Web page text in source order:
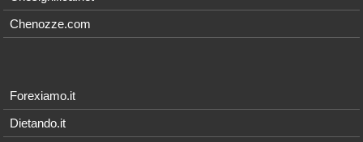
Chenozze.com
Forexiamo.it
Dietando.it